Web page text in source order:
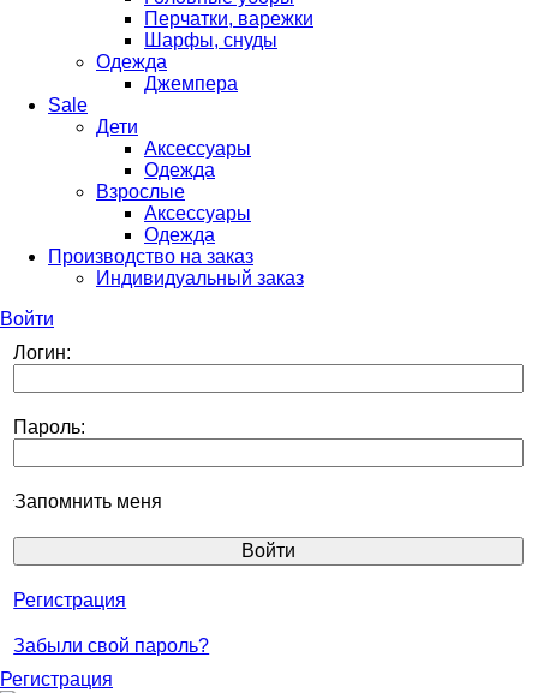
Перчатки, варежки
Шарфы, снуды
Одежда
Джемпера
Sale
Дети
Аксессуары
Одежда
Взрослые
Аксессуары
Одежда
Производство на заказ
Индивидуальный заказ
Войти
Логин:
Пароль:
Запомнить меня
Регистрация
Забыли свой пароль?
Регистрация